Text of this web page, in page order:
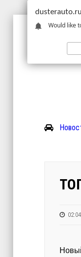
dusterauto.ru
Would like